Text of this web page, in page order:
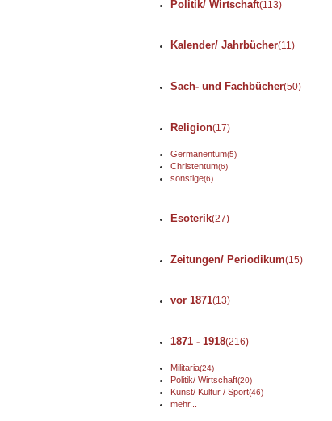
Politik/ Wirtschaft(113)
Kalender/ Jahrbücher(11)
Sach- und Fachbücher(50)
Religion(17)
Germanentum(5)
Christentum(6)
sonstige(6)
Esoterik(27)
Zeitungen/ Periodikum(15)
vor 1871(13)
1871 - 1918(216)
Militaria(24)
Politik/ Wirtschaft(20)
Kunst/ Kultur / Sport(46)
mehr...